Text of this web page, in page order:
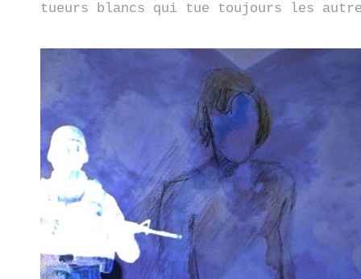
tueurs blancs qui tue toujours les